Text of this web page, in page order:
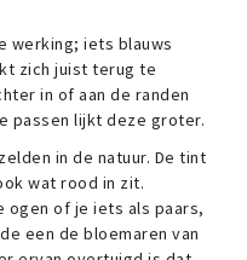
werking; iets blauws
zich juist terug te
in of aan de randen
passen lijkt deze groter.
in de natuur. De tint
wat rood in zit.
of je iets als paars,
een de bloemaren van